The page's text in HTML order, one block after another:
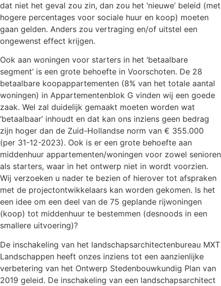
dat niet het geval zou zin, dan zou het ‘nieuwe’ beleid (met
hogere percentages voor sociale huur en koop) moeten
gaan gelden. Anders zou vertraging en/of uitstel een
ongewenst effect krijgen.
Ook aan woningen voor starters in het ‘betaalbare
segment’ is een grote behoefte in Voorschoten. De 28
betaalbare koopappartementen (8% van het totale aantal
woningen) in Appartementenblok G vinden wij een goede
zaak. Wel zal duidelijk gemaakt moeten worden wat
‘betaalbaar’ inhoudt en dat kan ons inziens geen bedrag
zijn hoger dan de Zuid-Hollandse norm van € 355.000
(per 31-12-2023). Ook is er een grote behoefte aan
middenhuur appartementen/woningen voor zowel senioren
als starters, waar in het ontwerp niet in wordt voorzien.
Wij verzoeken u nader te bezien of hierover tot afspraken
met de projectontwikkelaars kan worden gekomen. Is het
een idee om een deel van de 75 geplande rijwoningen
(koop) tot middenhuur te bestemmen (desnoods in een
smallere uitvoering)?
De inschakeling van het landschapsarchitectenbureau MXT
Landschappen heeft onzes inziens tot een aanzienlijke
verbetering van het Ontwerp Stedenbouwkundig Plan van
2019 geleid. De inschakeling van een landschapsarchitect